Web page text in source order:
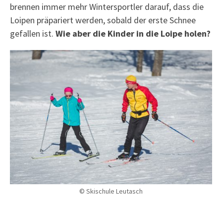
brennen immer mehr Wintersportler darauf, dass die
Loipen präpariert werden, sobald der erste Schnee
gefallen ist. Wie aber die Kinder in die Loipe holen?
© Skischule Leutasch